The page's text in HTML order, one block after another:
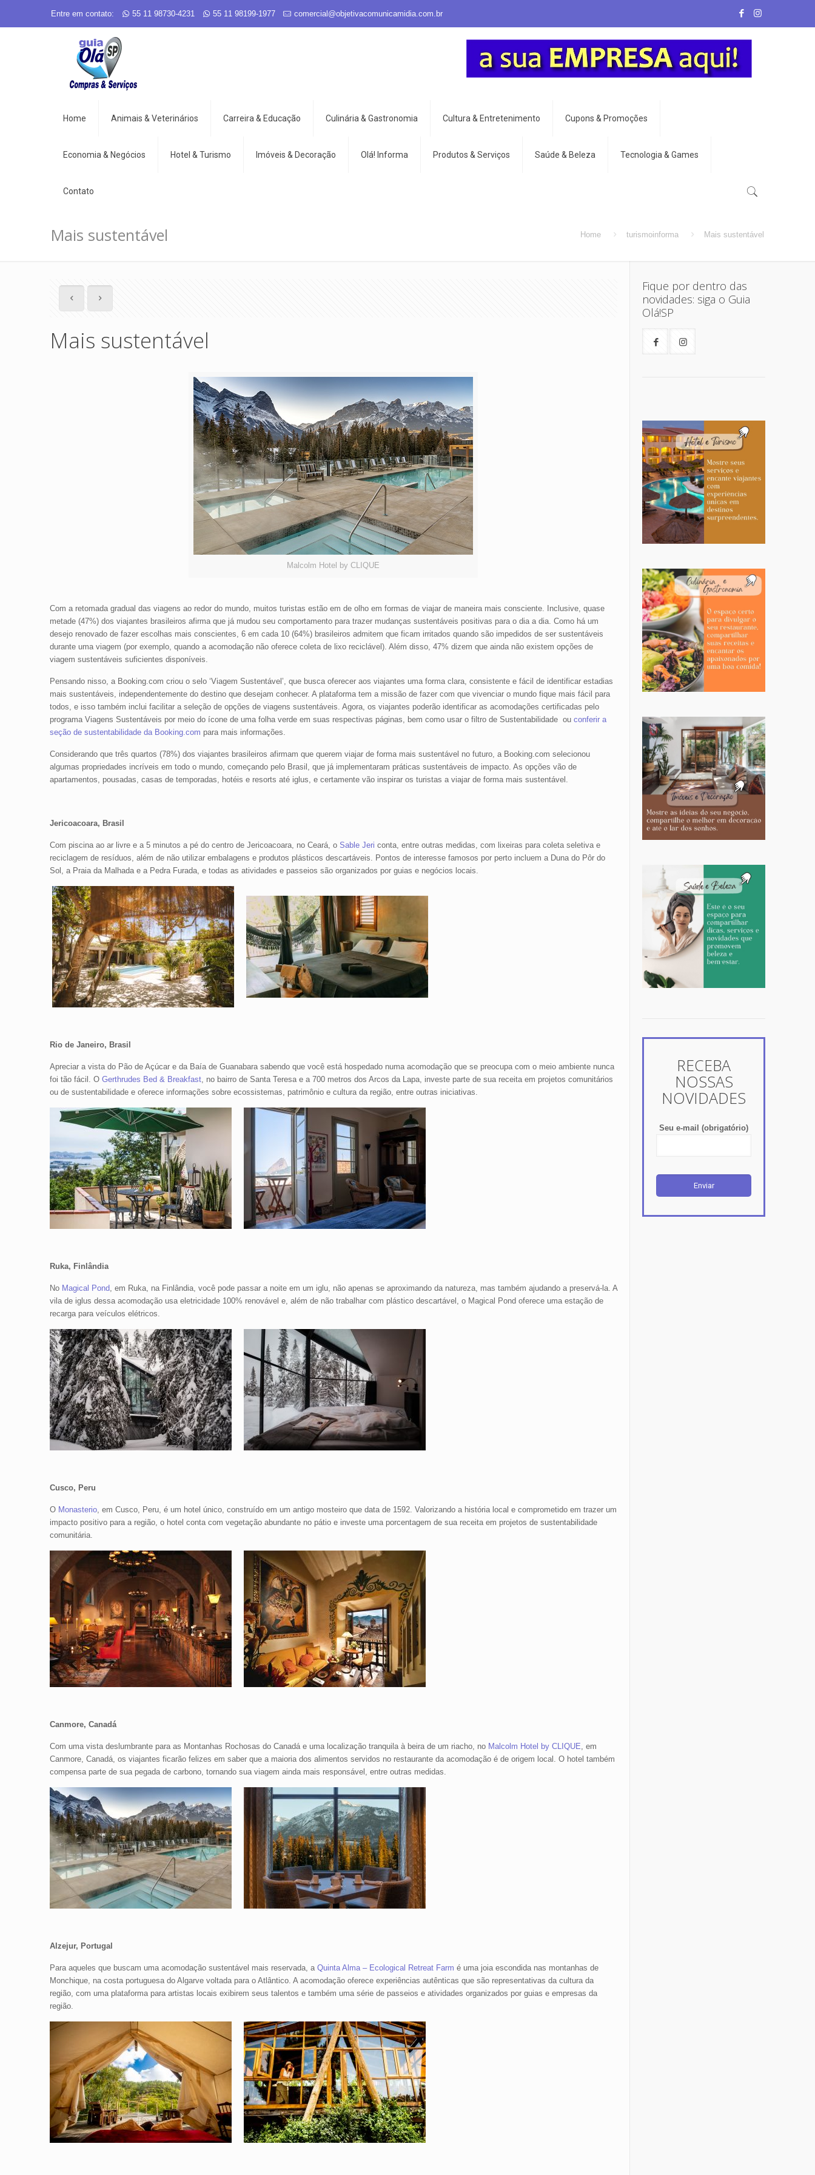
Entre em contato: 55 11 98730-4231 55 11 98199-1977 comercial@objetivacomunicamidia.com.br
Home Animais & Veterinários Carreira & Educação Culinária & Gastronomia Cultura & Entretenimento Cupons & Promoções
Economia & Negócios Hotel & Turismo Imóveis & Decoração Olá! Informa Produtos & Serviços Saúde & Beleza Tecnologia & Games
Contato
Mais sustentável Home turismoinforma Mais sustentável
Mais sustentável
Malcolm Hotel by CLIQUE
Com a retomada gradual das viagens ao redor do mundo, muitos turistas estão em de olho em formas de viajar de maneira mais consciente. Inclusive, quase
metade (47%) dos viajantes brasileiros afirma que já mudou seu comportamento para trazer mudanças sustentáveis positivas para o dia a dia. Como há um
desejo renovado de fazer escolhas mais conscientes, 6 em cada 10 (64%) brasileiros admitem que ficam irritados quando são impedidos de ser sustentáveis
durante uma viagem (por exemplo, quando a acomodação não oferece coleta de lixo reciclável). Além disso, 47% dizem que ainda não existem opções de
viagem sustentáveis suficientes disponíveis.
Pensando nisso, a Booking.com criou o selo ‘Viagem Sustentável’, que busca oferecer aos viajantes uma forma clara, consistente e fácil de identificar estadias
mais sustentáveis, independentemente do destino que desejam conhecer. A plataforma tem a missão de fazer com que vivenciar o mundo fique mais fácil para
todos, e isso também inclui facilitar a seleção de opções de viagens sustentáveis. Agora, os viajantes poderão identificar as acomodações certificadas pelo
programa Viagens Sustentáveis por meio do ícone de uma folha verde em suas respectivas páginas, bem como usar o filtro de Sustentabilidade ou conferir a
seção de sustentabilidade da Booking.com para mais informações.
Considerando que três quartos (78%) dos viajantes brasileiros afirmam que querem viajar de forma mais sustentável no futuro, a Booking.com selecionou
algumas propriedades incríveis em todo o mundo, começando pelo Brasil, que já implementaram práticas sustentáveis de impacto. As opções vão de
apartamentos, pousadas, casas de temporadas, hotéis e resorts até iglus, e certamente vão inspirar os turistas a viajar de forma mais sustentável.
Jericoacoara, Brasil
Com piscina ao ar livre e a 5 minutos a pé do centro de Jericoacoara, no Ceará, o Sable Jeri conta, entre outras medidas, com lixeiras para coleta seletiva e
reciclagem de resíduos, além de não utilizar embalagens e produtos plásticos descartáveis. Pontos de interesse famosos por perto incluem a Duna do Pôr do
Sol, a Praia da Malhada e a Pedra Furada, e todas as atividades e passeios são organizados por guias e negócios locais.
Rio de Janeiro, Brasil
Apreciar a vista do Pão de Açúcar e da Baía de Guanabara sabendo que você está hospedado numa acomodação que se preocupa com o meio ambiente nunca
foi tão fácil. O Gerthrudes Bed & Breakfast, no bairro de Santa Teresa e a 700 metros dos Arcos da Lapa, investe parte de sua receita em projetos comunitários
ou de sustentabilidade e oferece informações sobre ecossistemas, patrimônio e cultura da região, entre outras iniciativas.
Ruka, Finlândia
No Magical Pond, em Ruka, na Finlândia, você pode passar a noite em um iglu, não apenas se aproximando da natureza, mas também ajudando a preservá-la. A
vila de iglus dessa acomodação usa eletricidade 100% renovável e, além de não trabalhar com plástico descartável, o Magical Pond oferece uma estação de
recarga para veículos elétricos.
Cusco, Peru
O Monasterio, em Cusco, Peru, é um hotel único, construído em um antigo mosteiro que data de 1592. Valorizando a história local e comprometido em trazer um
impacto positivo para a região, o hotel conta com vegetação abundante no pátio e investe uma porcentagem de sua receita em projetos de sustentabilidade
comunitária.
Canmore, Canadá
Com uma vista deslumbrante para as Montanhas Rochosas do Canadá e uma localização tranquila à beira de um riacho, no Malcolm Hotel by CLIQUE, em
Canmore, Canadá, os viajantes ficarão felizes em saber que a maioria dos alimentos servidos no restaurante da acomodação é de origem local. O hotel também
compensa parte de sua pegada de carbono, tornando sua viagem ainda mais responsável, entre outras medidas.
Alzejur, Portugal
Para aqueles que buscam uma acomodação sustentável mais reservada, a Quinta Alma – Ecological Retreat Farm é uma joia escondida nas montanhas de
Monchique, na costa portuguesa do Algarve voltada para o Atlântico. A acomodação oferece experiências autênticas que são representativas da cultura da
região, com uma plataforma para artistas locais exibirem seus talentos e também uma série de passeios e atividades organizados por guias e empresas da
região.
Fique por dentro das
novidades: siga o Guia
Olá!SP
RECEBA
NOSSAS